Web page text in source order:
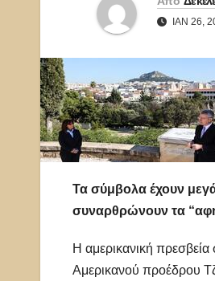
ΙΑΝ 26,
Τα σύμβολα έχουν
συναρθρώνουν τα
Η αμερικανική
Αμερικανού προέδρου